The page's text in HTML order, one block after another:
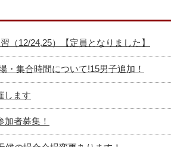
（12/24,25）【定員となりました】
・集合時間について!15男子追加！
します
者募集！